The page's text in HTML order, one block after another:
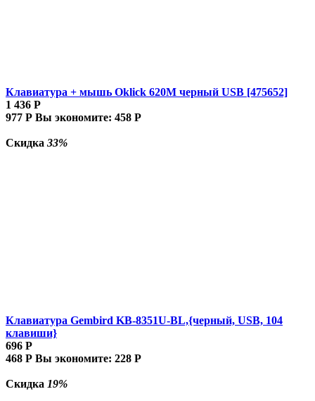
Клавиатура + мышь Oklick 620M черный USB [475652]
1 436 Р
977 Р Вы экономите: 458 Р
Скидка 33%
Клавиатура Gembird KB-8351U-BL,{черный, USB, 104
клавиши}
696 Р
468 Р Вы экономите: 228 Р
Скидка 19%